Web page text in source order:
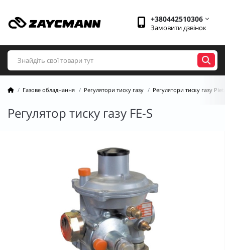
+380442510306
Замовити дзвінок
Газове обладнання Регулятори тиску газу Регулятори тиску газу
Регулятор тиску газу FE-S